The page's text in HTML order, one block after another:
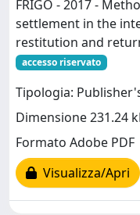
FRIGO - 2017 -
settlement in the
restitution and
accesso riservato
Tipologia:
Dimensione 231.24
Formato Adobe PDF
Visualizza/Apri